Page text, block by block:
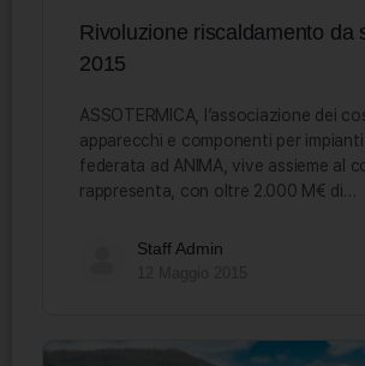
Rivoluzione riscaldamento da
2015
ASSOTERMICA, l’associazione dei
apparecchi e componenti per impianti
federata ad ANIMA, vive assieme al
rappresenta, con oltre 2.000 M€ di…
Staff Admin